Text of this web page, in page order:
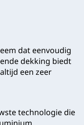
dat eenvoudig
dekking biedt
een zeer
technologie die